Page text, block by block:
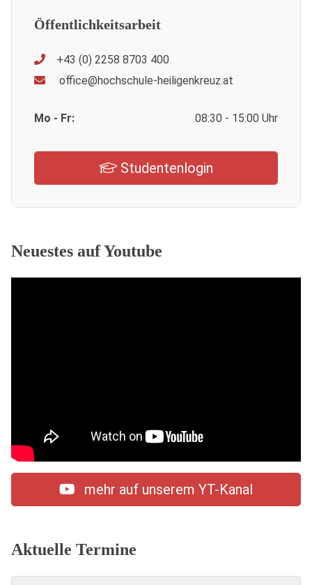
Öffentlichkeitsarbeit
+43 (0) 2258 8703 400
office@hochschule-heiligenkreuz.at
Mo - Fr: 08:30 - 15:00 Uhr
Studentenlogin
Neuestes auf Youtube
mehr auf unserem YT-Kanal
Aktuelle Termine